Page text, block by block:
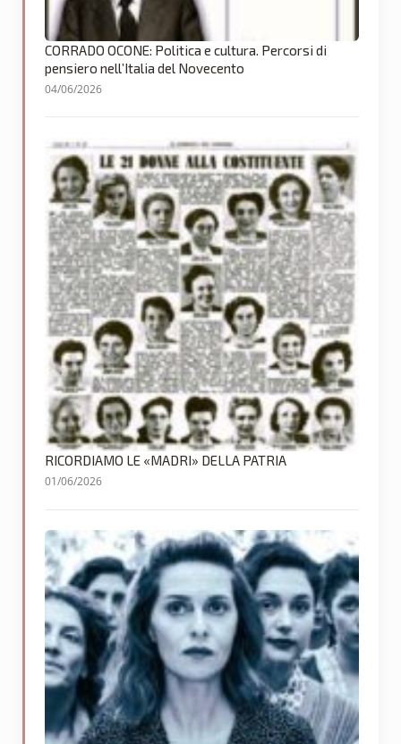
CORRADO OCONE: Politica e cultura. Percorsi di
pensiero nell’Italia del Novecento
04/06/2026
RICORDIAMO LE «MADRI» DELLA PATRIA
01/06/2026